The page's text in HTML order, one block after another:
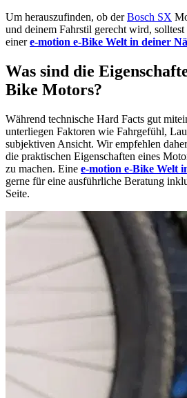
Um herauszufinden, ob derBosch SX
und deinem Fahrstil gerecht wird, solltest
einere-motion e-Bike Welt in deiner
Was sind die
Bike Motors?
Während technische Hard Facts gut
unterliegen Faktoren wie Fahrgefühl,
subjektiven Ansicht. Wir empfehlen
die praktischen Eigenschaften eines
zu machen. Eine e-motion e-Bike Welt
gerne für eine ausführliche Beratung
Seite.